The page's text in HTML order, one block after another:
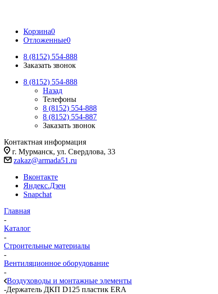
Корзина0
Отложенные0
8 (8152) 554-888
Заказать звонок
8 (8152) 554-888
Назад
Телефоны
8 (8152) 554-888
8 (8152) 554-887
Заказать звонок
Контактная информация
г. Мурманск, ул. Свердлова, 33
zakaz@armada51.ru
Вконтакте
Яндекс.Дзен
Snapchat
Главная
-
Каталог
-
Строительные материалы
-
Вентиляционное оборудование
-
Воздуховоды и монтажные элементы
-Держатель ДКП D125 пластик ERA